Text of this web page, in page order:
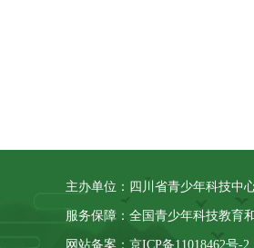
主办单位：四川省青少年科技中
服务保障：全国青少年科技教育
网站备案：京ICP备11018462号-2